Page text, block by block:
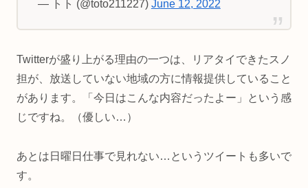
— トト (@toto211227) June 12, 2022
Twitterが盛り上がる理由の一つは、リアタイできたスノ
担が、放送していない地域の方に情報提供していること
があります。「今日はこんな内容だったよー」という感
じですね。（優しい…）
あとは日曜日仕事で見れない…というツイートも多いで
す。